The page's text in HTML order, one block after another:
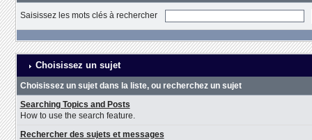
Saisissez les mots clés à rechercher
Choisissez un sujet
Choisissez un sujet dans la liste, ou recherchez un sujet
Searching Topics and Posts
How to use the search feature.
Rechercher des sujets et messages